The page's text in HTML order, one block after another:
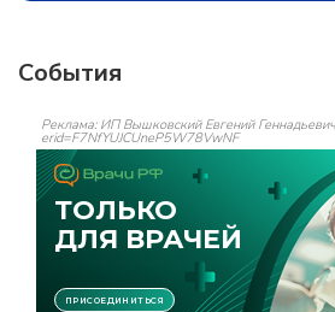
События
Реклама: ИП Вышковский Евгений
erid=F7NfYUJCUneP5W78VwNF